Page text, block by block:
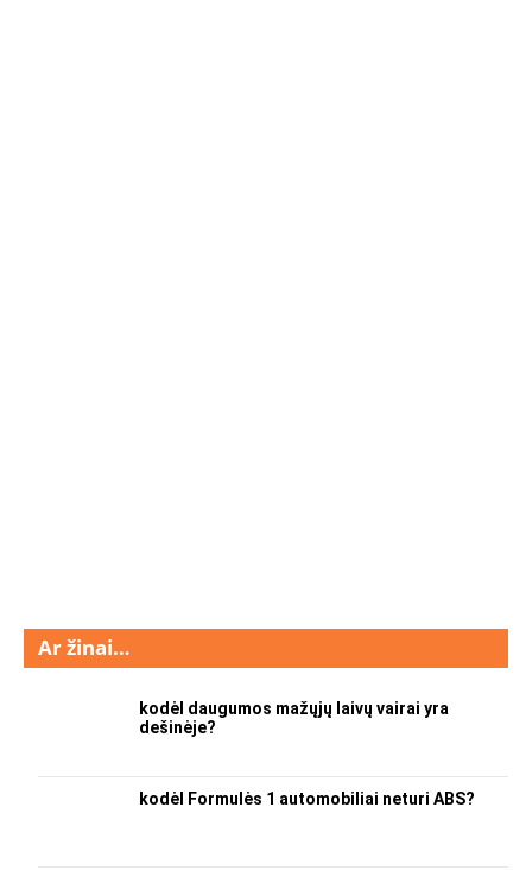
Ar žinai…
kodėl daugumos mažųjų laivų vairai yra
dešinėje?
kodėl Formulės 1 automobiliai neturi ABS?